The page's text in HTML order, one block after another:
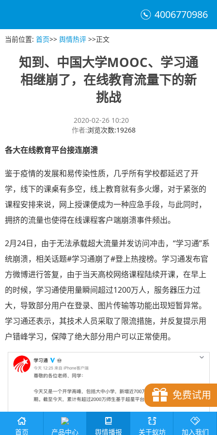
4006770986
当前位置: 首页>> 舆情热评 >>正文
知到、中国大学MOOC、学习通
相继崩了，在线教育流量下的新
挑战
2020-02-26 10:20
作者:浏览次数:19268
各大在线教育平台接连崩溃
鉴于疫情的发展和易传染性质，几乎所有学校都延迟了开
学，线下的课桌有多空，线上教育就有多火爆，对于紧张的
课程安排来说，网上授课便成为一种应急手段，与此同时，
拥挤的流量也使得在线课程客户端崩溃事件频出。
2月24日，由于无法承载超大流量并发访问冲击，“学习通”系
统崩溃，相关话题#学习通崩了#登上热搜榜。学习通发布官
方微博进行答复，由于当天高校网络课程陆续开课，在早上
的时候，学习通使用量瞬间超过1200万人，服务器压力过
大，导致部分用户在登录、图片传输等功能出现短暂异常。
学习通还表示，其技术人员采取了限流措施，并反复提示用
户错峰学习，保障了绝大部分用户可以正常使用。
免费试用
首页 产品中心 舆情播报 关于蚁坊 加入我们